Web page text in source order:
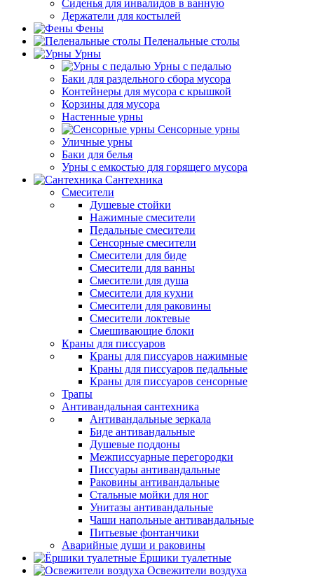
Сиденья для инвалидов в ванную
Держатели для костылей
Фены
Пеленальные столы
Урны
Урны с педалью
Баки для раздельного сбора мусора
Контейнеры для мусора с крышкой
Корзины для мусора
Настенные урны
Сенсорные урны
Уличные урны
Баки для белья
Урны с емкостью для горящего мусора
Сантехника
Смесители
Душевые стойки
Нажимные смесители
Педальные смесители
Сенсорные смесители
Смесители для биде
Смесители для ванны
Смесители для душа
Смесители для кухни
Смесители для раковины
Смесители локтевые
Смешивающие блоки
Краны для писсуаров
Краны для писсуаров нажимные
Краны для писсуаров педальные
Краны для писсуаров сенсорные
Трапы
Антивандальная сантехника
Антивандальные зеркала
Биде антивандальные
Душевые поддоны
Межписсуарные перегородки
Писсуары антивандальные
Раковины антивандальные
Стальные мойки для ног
Унитазы антивандальные
Чаши напольные антивандальные
Питьевые фонтанчики
Аварийные души и раковины
Ёршики туалетные
Освежители воздуха